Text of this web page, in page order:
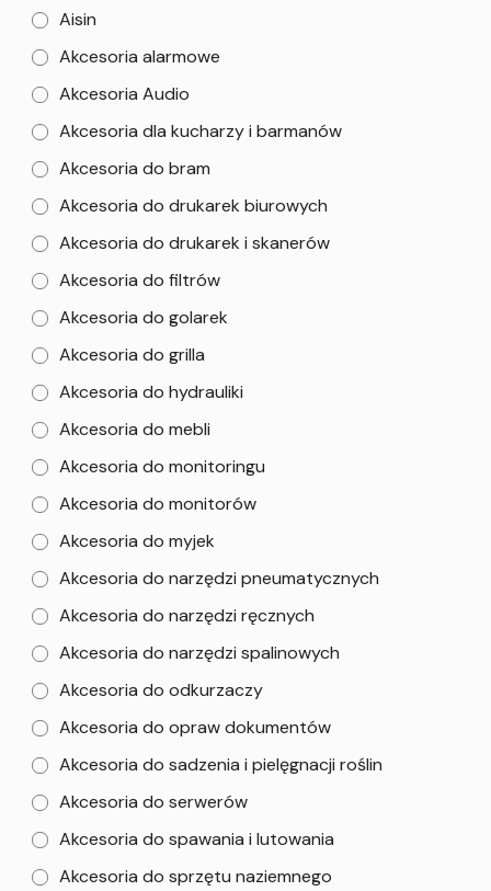
Aisin
Akcesoria alarmowe
Akcesoria Audio
Akcesoria dla kucharzy i barmanów
Akcesoria do bram
Akcesoria do drukarek biurowych
Akcesoria do drukarek i skanerów
Akcesoria do filtrów
Akcesoria do golarek
Akcesoria do grilla
Akcesoria do hydrauliki
Akcesoria do mebli
Akcesoria do monitoringu
Akcesoria do monitorów
Akcesoria do myjek
Akcesoria do narzędzi pneumatycznych
Akcesoria do narzędzi ręcznych
Akcesoria do narzędzi spalinowych
Akcesoria do odkurzaczy
Akcesoria do opraw dokumentów
Akcesoria do sadzenia i pielęgnacji roślin
Akcesoria do serwerów
Akcesoria do spawania i lutowania
Akcesoria do sprzętu naziemnego